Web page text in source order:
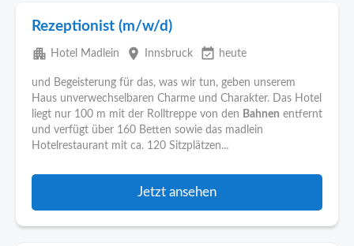
Rezeptionist (m/w/d)
apartment Hotel Madlein place Innsbruck event_available heute
und Begeisterung für das, was wir tun, geben unserem
Haus unverwechselbaren Charme und Charakter. Das Hotel
liegt nur 100 m mit der Rolltreppe von den Bahnen entfernt
und verfügt über 160 Betten sowie das madlein
Hotelrestaurant mit ca. 120 Sitzplätzen...
Jetzt ansehen